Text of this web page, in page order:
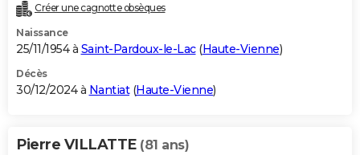
Créer une cagnotte obsèques
Naissance
25/11/1954 à Saint-Pardoux-le-Lac(Haute-Vienne)
Décès
30/12/2024 à Nantiat(Haute-Vienne)
Pierre VILLATTE (81 ans)